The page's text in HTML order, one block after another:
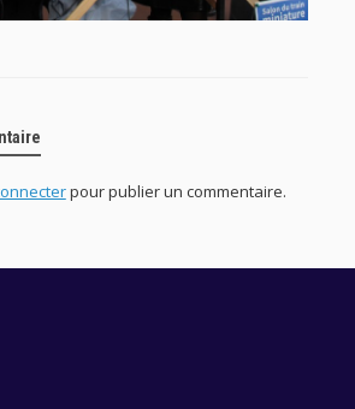
pour publier un commentaire.